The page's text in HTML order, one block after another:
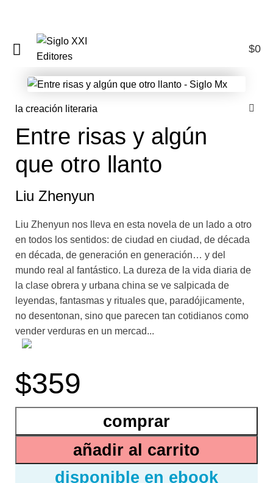
$0
la creación literaria
Entre risas y algún
que otro llanto
Liu Zhenyun
Liu Zhenyun nos lleva en esta novela de un lado a otro
en todos los sentidos: de ciudad en ciudad, de década
en década, de generación en generación… y del
mundo real al fantástico. La dureza de la vida diaria de
la clase obrera y urbana china se ve salpicada de
leyendas, fantasmas y rituales que, paradójicamente,
no desentonan, sino que parecen tan cotidianos como
vender verduras en un mercad...
Salvando las distancias culturales y geográficas, Entre
risas y algún que otro llanto nos recuerda a un realismo
irrealidad tan reales como la vida misma. De leyendas y
advertencias. De muertos que se aparecen para
atormentar a los vivos… o para pedirles ayuda.
$359
añadir al carrito
comprar